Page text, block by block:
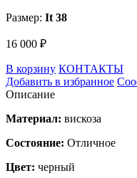
Размер: It 38
16 000 ₽
В корзину КОНТАКТЫ
Добавить в избранное
Описание
Материал: вискоза
Состояние: Отличное
Цвет: черный